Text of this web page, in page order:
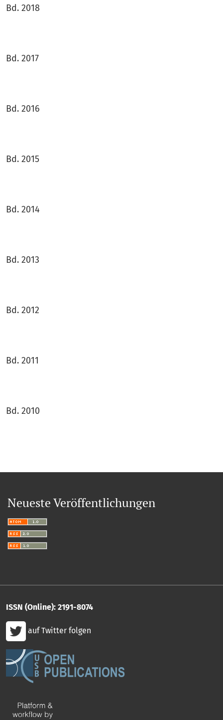
Bd. 2018
Bd. 2017
Bd. 2016
Bd. 2015
Bd. 2014
Bd. 2013
Bd. 2012
Bd. 2011
Bd. 2010
Neueste Veröffentlichungen
ISSN (Online): 2191-8074
auf Twitter folgen